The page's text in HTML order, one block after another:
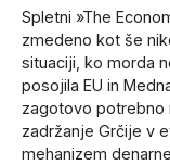
Spletni »The
zmedeno kot še
situaciji, ko morda
posojila EU in
zagotovo potrebno
zadržanje Grčije v
mehanizem